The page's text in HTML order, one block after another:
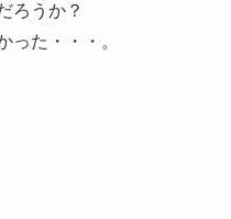
ろうか？
った・・・。